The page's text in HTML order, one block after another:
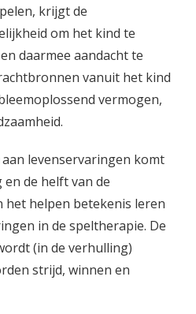
krijgt de
om het kind te
daarmee aandacht te
vanuit het kind
vermogen,
levenservaringen komt
de helft van de
het helpen betekenis leren
in de speltherapie. De
(in de verhulling)
strijd, winnen en